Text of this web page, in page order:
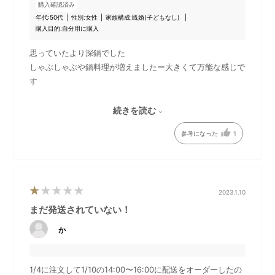
レート」
購入確認済み
年代:50代 性別:女性 家族構成:既婚(子どもなし)
購入目的:自分用に購入
思っていたより深鍋でした
しゃぶしゃぶや鍋料理が増えましたー大きくて万能な感じで
す
グリルも溝が深く油もよく落ちて良かったです
慣れれば上手く洗えるようになると思います
続きを読む
参考になった 1
2023.1.10
まだ発送されていない！
か
1/4に注文して1/10の14:00〜16:00に配送をオーダーしたの